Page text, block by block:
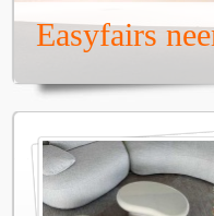
Easyfairs